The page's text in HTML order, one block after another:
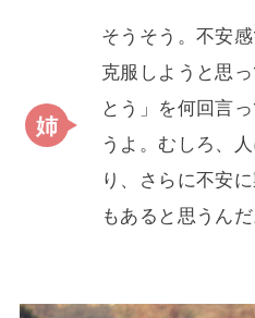
そうそう。不安
克服しようと思
とう」を何回言
うよ。むしろ、
り、さらに不安
もあると思うんだ